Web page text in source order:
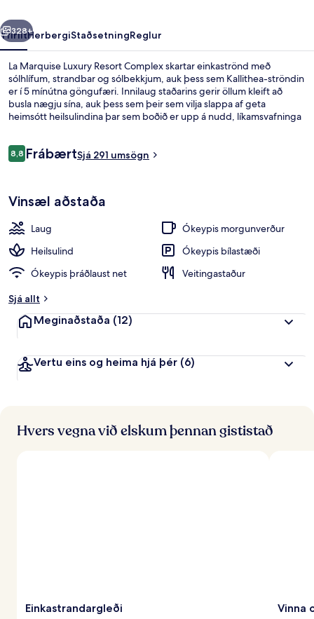
Næsta
328+
YfirlitHerbergiStaðsetningReglur
La Marquise Luxury Resort Complex skartar einkaströnd með
sólhlífum, strandbar og sólbekkjum, auk þess sem Kallithea-ströndin
er í 5 mínútna göngufæri. Innilaug staðarins gerir öllum kleift að
busla nægju sína, auk þess sem þeir sem vilja slappa af geta
heimsótt heilsulindina þar sem boðið er upp á nudd, líkamsvafninga
hádegisverð og kvöldverð. Meðal annarra þæginda á þessu hóteli
Umsagnir
8,88,8 af 10
FrábærtSjá 291 umsögn
Vinsæl aðstaða
Laug
Ókeypis morgunverður
Heilsulind
Ókeypis bílastæði
Ókeypis þráðlaust net
Veitingastaður
Sjá allt
Meginaðstaða (12)
Vertu eins og heima hjá þér (6)
Hvers vegna við elskum þennan gististað
Einkastrandargleði Vinna